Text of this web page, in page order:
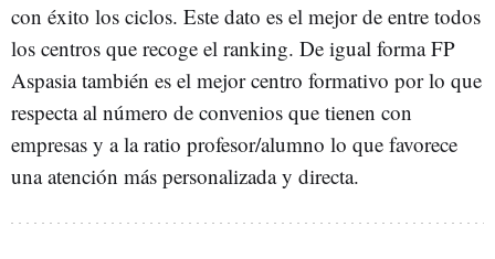
con éxito los ciclos. Este dato es el mejor de entre todos
los centros que recoge el ranking. De igual forma FP
Aspasia también es el mejor centro formativo por lo que
respecta al número de convenios que tienen con
empresas y a la ratio profesor/alumno lo que favorece
una atención más personalizada y directa.